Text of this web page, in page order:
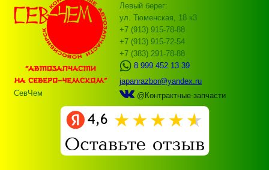
СевЧем
Левый берег:
ул. Тюменская, 18 к3
+7 (913) 915-78-88
+7 (913) 915-72-54
+7 (383) 291-78-88
8 999 452 13 39
japanrazbor@yandex.ru
@Контрактные запчасти